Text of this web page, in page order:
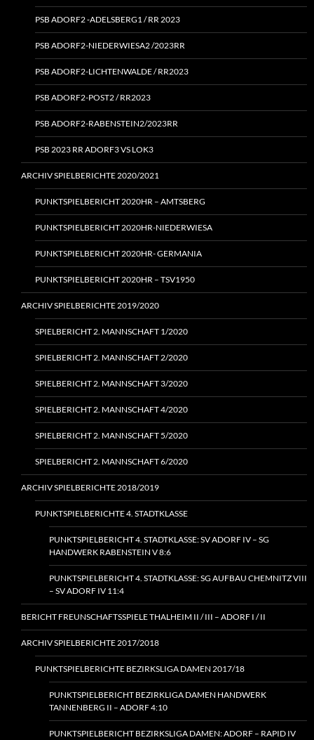
PSB ADORF2 ‑ADELSBERG1 / RR 2023
PSB ADORF2-NIEDERWIESA2 /2023RR
PSB ADORF2-LICHTENWALDE / RR2023
PSB ADORF2-POST2 / RR2023
PSB ADORF2-RABENSTEIN2/2023RR
PSB 2023 RR ADORF3 VS LOK3
ARCHIV SPIELBERICHTE 2020/2021
PUNKTSPIELBERICHT 2020HR – AMTSBERG
PUNKTSPIELBERICHT 2020HR-NIEDERWIESA
PUNKTSPIELBERICHT 2020HR- GERMANIA
PUNKTSPIELBERICHT 2020HR – TSV1950
ARCHIV SPIELBERICHTE 2019/2020
SPIELBERICHT 2. MANNSCHAFT 1/2020
SPIELBERICHT 2. MANNSCHAFT 2/2020
SPIELBERICHT 2. MANNSCHAFT 3/2020
SPIELBERICHT 2. MANNSCHAFT 4/2020
SPIELBERICHT 2. MANNSCHAFT 5/2020
SPIELBERICHT 2. MANNSCHAFT 6/2020
ARCHIV SPIELBERICHTE 2018/2019
PUNKTSPIELBERICHTE 4. STADTKLASSE
PUNKTSPIELBERICHT 4. STADTKLASSE: SV ADORF IV – SG
HANDWERK RABENSTEIN V 8:6
PUNKTSPIELBERICHT 4. STADTKLASSE: SG AUFBAU CHEMNITZ VIII
– SV ADORF IV 11:4
BERICHT FREUNSCHAFTSSPIELE THALHEIM II / III – ADORF I / II
ARCHIV SPIELBERICHTE 2017/2018
PUNKTSPIELBERICHTE BEZIRKSLIGA DAMEN 2017/18
PUNKTSPIELBERICHT BEZIRKLIGA DAMEN HANDWERK
TANNENBERG II – ADORF 4:10
PUNKTSPIELBERICHT BEZIRKSLIGA DAMEN: ADORF – RAPID IV